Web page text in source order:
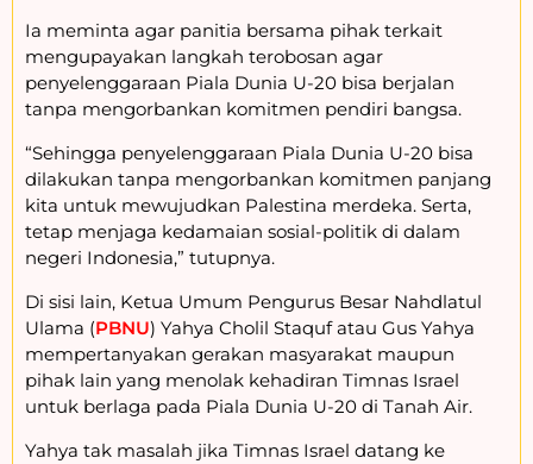
Ia meminta agar panitia bersama pihak terkait
mengupayakan langkah terobosan agar
penyelenggaraan Piala Dunia U-20 bisa berjalan
tanpa mengorbankan komitmen pendiri bangsa.
“Sehingga penyelenggaraan Piala Dunia U-20 bisa
dilakukan tanpa mengorbankan komitmen panjang
kita untuk mewujudkan Palestina merdeka. Serta,
tetap menjaga kedamaian sosial-politik di dalam
negeri Indonesia,” tutupnya.
Di sisi lain, Ketua Umum Pengurus Besar Nahdlatul
Ulama (PBNU) Yahya Cholil Staquf atau Gus Yahya
mempertanyakan gerakan masyarakat maupun
pihak lain yang menolak kehadiran Timnas Israel
untuk berlaga pada Piala Dunia U-20 di Tanah Air.
Yahya tak masalah jika Timnas Israel datang ke